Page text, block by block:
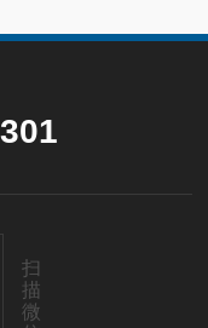
扫
描
微